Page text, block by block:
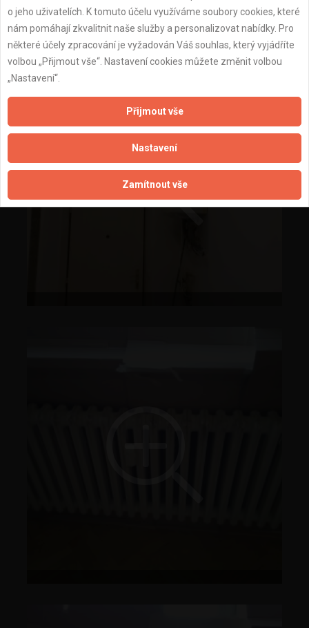
o jeho uživatelích. K tomuto účelu využíváme soubory cookies, které
nám pomáhají zkvalitnit naše služby a personalizovat nabídky. Pro
některé účely zpracování je vyžadován Váš souhlas, který vyjádříte
volbou „Přijmout vše“. Nastavení cookies můžete změnit volbou
„Nastavení“.
Přijmout vše
Nastavení
Zamítnout vše